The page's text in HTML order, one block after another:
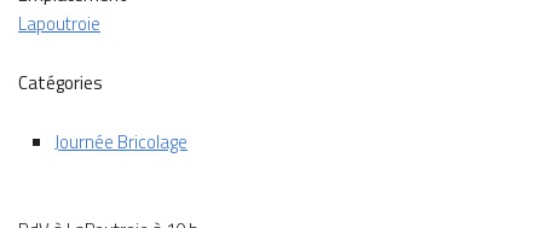
Lapoutroie
Catégories
Journée Bricolage